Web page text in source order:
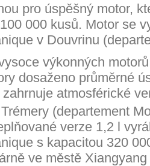
pro úspěšný motor,
000 kusů. Motor se
v Douvrinu
výkonných
dosaženo průměrné
atmosférické
(departement
verze 1,2 l
s kapacitou 320
ve městě